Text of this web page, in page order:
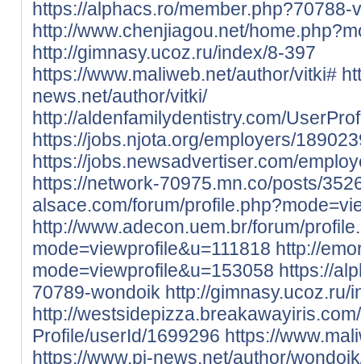
https://alphacs.ro/member.php?70788-
http://www.chenjiagou.net/
http://gimnasy.ucoz.ru/index/8-397
https://www.maliweb.net/author/vitki#
news.net/author/vitki/
http://aldenfamilydentistry.com/
https://jobs.njota.org/employers/
https://jobs.newsadvertiser.com/
https://network-70975.mn.co/posts/
alsace.com/forum/
http://www.adecon.uem.br/forum/
mode=viewprofile&u=111818 http://
mode=viewprofile&u=153058 https://
70789-wondoik http://gimnasy.ucoz.ru/
http://
Profile/userId/1699296 https://
https://www.pi-news.net/author/